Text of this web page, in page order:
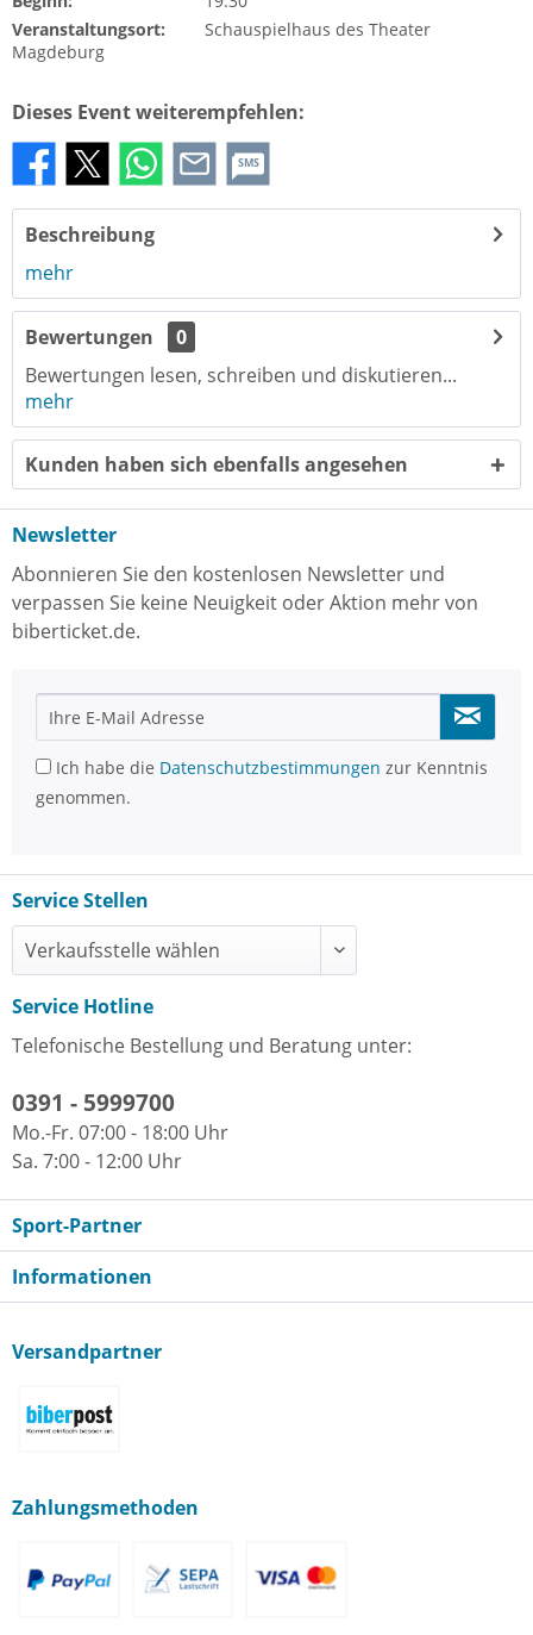
Veranstaltungsort:
Schauspielhaus des Theater
Magdeburg
Dieses Event weiterempfehlen:
SMS
Beschreibung
mehr
Bewertungen
0
Bewertungen lesen, schreiben und diskutieren...
mehr
Kunden haben sich ebenfalls angesehen
Newsletter
Abonnieren Sie den kostenlosen Newsletter und
verpassen Sie keine Neuigkeit oder Aktion mehr von
biberticket.de.
Ich habe die Datenschutzbestimmungen zur Kenntnis
genommen.
Service Stellen
Service Hotline
Telefonische Bestellung und Beratung unter:
0391 - 5999700
Mo.-Fr. 07:00 - 18:00 Uhr
Sa. 7:00 - 12:00 Uhr
Sport-Partner
Informationen
Versandpartner
Zahlungsmethoden